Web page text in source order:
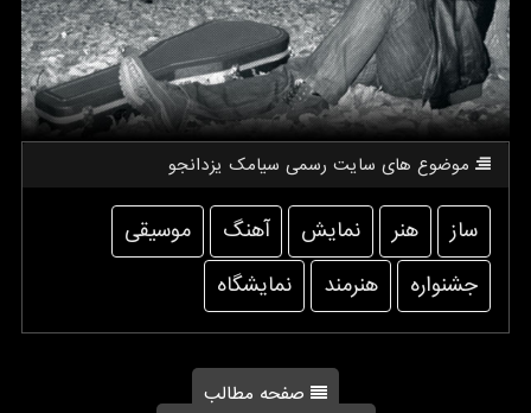
موضوع های سایت رسمی سیامك یزدانجو
ساز هنر نمایش آهنگ
موسیقی
جشنواره
هنرمند نمایشگاه
صفحه مطالب